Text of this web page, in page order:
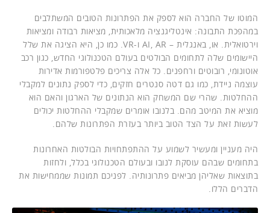
המוטו של החברה הוא לספק את הפתרונות הטובים המשתלבים
במהפכת התבונה: אינטליגנציה מלאכותית, מציאות רבודה ומציאות
וירטואלית. או, באנגלית – AI, AR ו-VR. כמו כן, היא הציגה את שלל
היישומים שלה לתחומים הבולטים בעולם הטכנולוגי החדש, כגון רכב
אוטונומי, רובוטים ורחפנים. כל אלה צריכים פלטפורמות אדירות
עוצמה ניידת, כמו גם דטה סנטרים חזקים, כדי לספק נתונים למקבלי
ההחלטות. שהרי שם המשחק הוא הנתונים של הארגון והאם הוא
מוציא את המיטב מהם. בלנובו אומרים שמקבלי ההחלטות יכולים
לעשות זאת על הצד הטוב ביותר בעזרת הפתרונות שלהם.
היה מעניין ומעשיר לשמוע על ההתפתחויות הבולטות האחרונות
בתחומים שבהם עוסקת לנובו ובעולם הטכנולוגי בכלל, ולחזות
בתוצאות שאליהן מביאים פתרונותיה. לפניכם תמונות שממחישות את
הדברים הללו.